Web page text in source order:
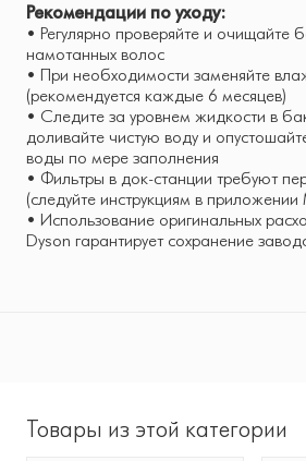
Рекомендации по уходу:
• Регулярно проверяйте и очищайте
намотанных волос
• При необходимости заменяйте
(рекомендуется каждые 6 месяцев)
• Следите за уровнем жидкости в
доливайте чистую воду и
воды по мере заполнения
• Фильтры в док-станции требуют
(следуйте инструкциям в приложении
• Использование оригинальных
Dyson гарантирует сохранение
Товары из этой категории